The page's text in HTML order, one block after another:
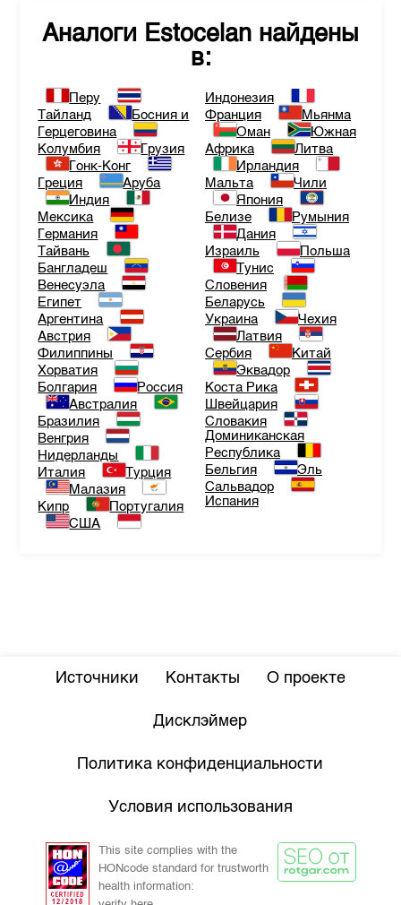
Аналоги Estocelan найдены
в:
Перу
Тайланд
Босния и
Герцеговина
Колумбия
Грузия
Гонк-Конг
Греция
Аруба
Индия
Мексика
Германия
Тайвань
Бангладеш
Венесуэла
Египет
Аргентина
Австрия
Филиппины
Хорватия
Болгария
Россия
Австралия
Бразилия
Венгрия
Нидерланды
Италия
Турция
Малазия
Кипр
Португалия
США
Индонезия
Франция
Мьянма
Оман
Южная
Африка
Литва
Ирландия
Мальта
Чили
Япония
Белизе
Румыния
Дания
Израиль
Польша
Тунис
Словения
Беларусь
Украина
Чехия
Латвия
Сербия
Китай
Эквадор
Коста Рика
Швейцария
Словакия
Доминиканская
Республика
Бельгия
Эль
Сальвадор
Испания
Источники Контакты О проекте
Дисклэймер
Политика конфиденциальности
Условия использования
This site complies with the
HONcode standard for trustworth
health information: